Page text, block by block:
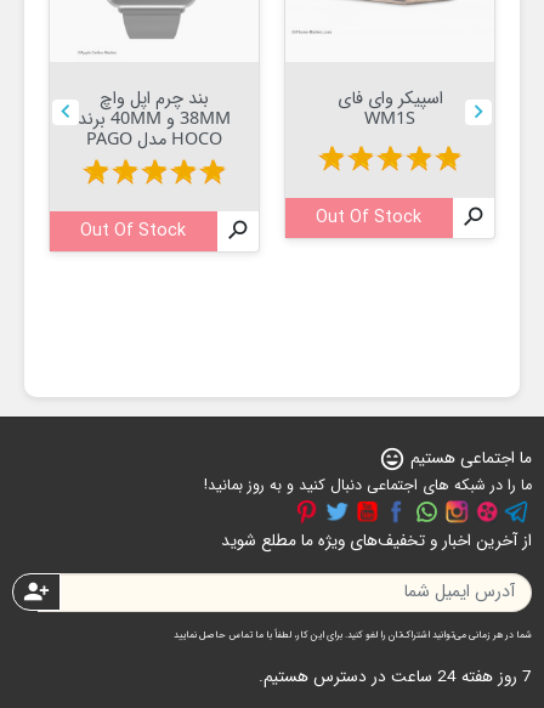

اسپیکر وای فای
WM1S
star
star
star
star
star

Out Of Stock
بند چرم اپل واچ
38MM و 40MM برند
HOCO مدل PAGO
star
star
star
star
star

Out Of Stock

ما اجتماعی هستیم sentiment_very_satisfied
ما را در شبکه های اجتماعی دنبال کنید و به روز بمانید!
از آخرین اخبار و تخفیف‌های ویژه ما مطلع شوید
person_add
شما در هر زمانی می‌توانید اشتراک‌تان را لغو کنید. برای این کار، لطفاً با ما تماس حاصل نمایید
7 روز هفته 24 ساعت در دسترس هستیم.